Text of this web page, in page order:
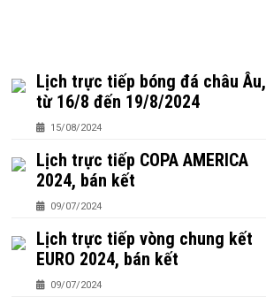
Lịch trực tiếp bóng đá châu Âu,
từ 16/8 đến 19/8/2024
15/08/2024
Lịch trực tiếp COPA AMERICA
2024, bán kết
09/07/2024
Lịch trực tiếp vòng chung kết
EURO 2024, bán kết
09/07/2024